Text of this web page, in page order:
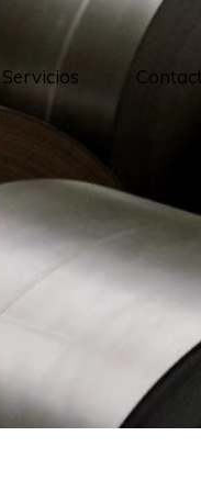
Servicios
Control de stock